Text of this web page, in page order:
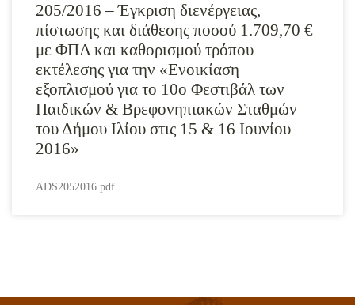
205/2016 – Έγκριση διενέργειας,
πίστωσης και διάθεσης ποσού 1.709,70 €
με ΦΠΑ και καθορισμού τρόπου
εκτέλεσης για την «Ενοικίαση
εξοπλισμού για το 10ο Φεστιβάλ των
Παιδικών & Βρεφονηπιακών Σταθμών
του Δήμου Ιλίου στις 15 & 16 Ιουνίου
2016»
ADS2052016.pdf